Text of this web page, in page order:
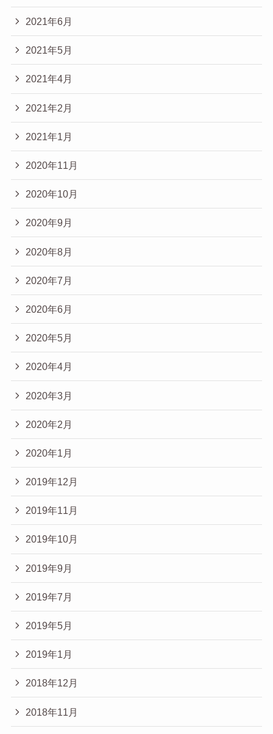
2021年6月
2021年5月
2021年4月
2021年2月
2021年1月
2020年11月
2020年10月
2020年9月
2020年8月
2020年7月
2020年6月
2020年5月
2020年4月
2020年3月
2020年2月
2020年1月
2019年12月
2019年11月
2019年10月
2019年9月
2019年7月
2019年5月
2019年1月
2018年12月
2018年11月